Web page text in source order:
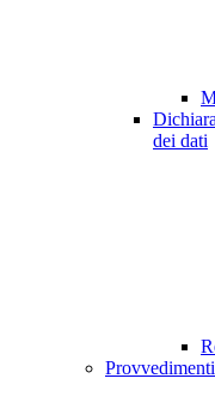
dei dati
Provvedimenti